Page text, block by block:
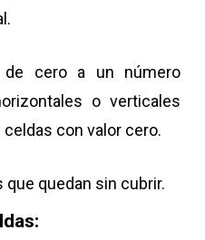
cero a un número
o verticales
con valor cero.
que quedan sin cubrir.